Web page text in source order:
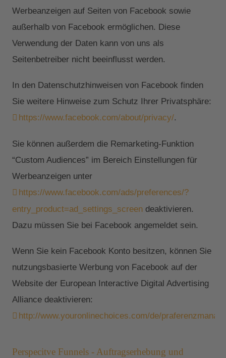
Werbeanzeigen auf Seiten von Facebook sowie
außerhalb von Facebook ermöglichen. Diese
Verwendung der Daten kann von uns als
Seitenbetreiber nicht beeinflusst werden.
In den Datenschutzhinweisen von Facebook finden
Sie weitere Hinweise zum Schutz Ihrer Privatsphäre:
https://www.facebook.com/about/privacy/.
Sie können außerdem die Remarketing-Funktion
“Custom Audiences” im Bereich Einstellungen für
Werbeanzeigen unter
https://www.facebook.com/ads/preferences/?
entry_product=ad_settings_screen deaktivieren.
Dazu müssen Sie bei Facebook angemeldet sein.
Wenn Sie kein Facebook Konto besitzen, können Sie
nutzungsbasierte Werbung von Facebook auf der
Website der European Interactive Digital Advertising
Alliance deaktivieren:
http://www.youronlinechoices.com/de/
Perspecitve Funnels - Auftragserhebung und